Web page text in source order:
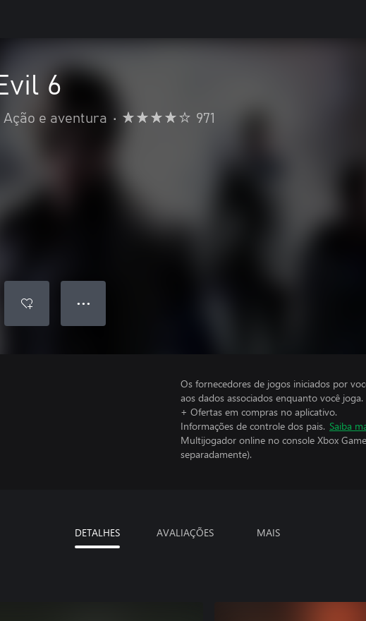
6
Ação e aventura • 971
● ● ●
Os fornecedores de jogos iniciados por
aos dados associados enquanto você joga.
+ Ofertas em compras no aplicativo.
Informações de controle dos pais. Saiba
Multijogador online no console Xbox
separadamente).
DETALHES AVALIAÇÕES MAIS